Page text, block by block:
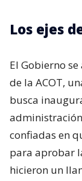
Los ejes
El Gobierno
de la ACOT,
busca
confiadas en
para aprobar
hicieron un